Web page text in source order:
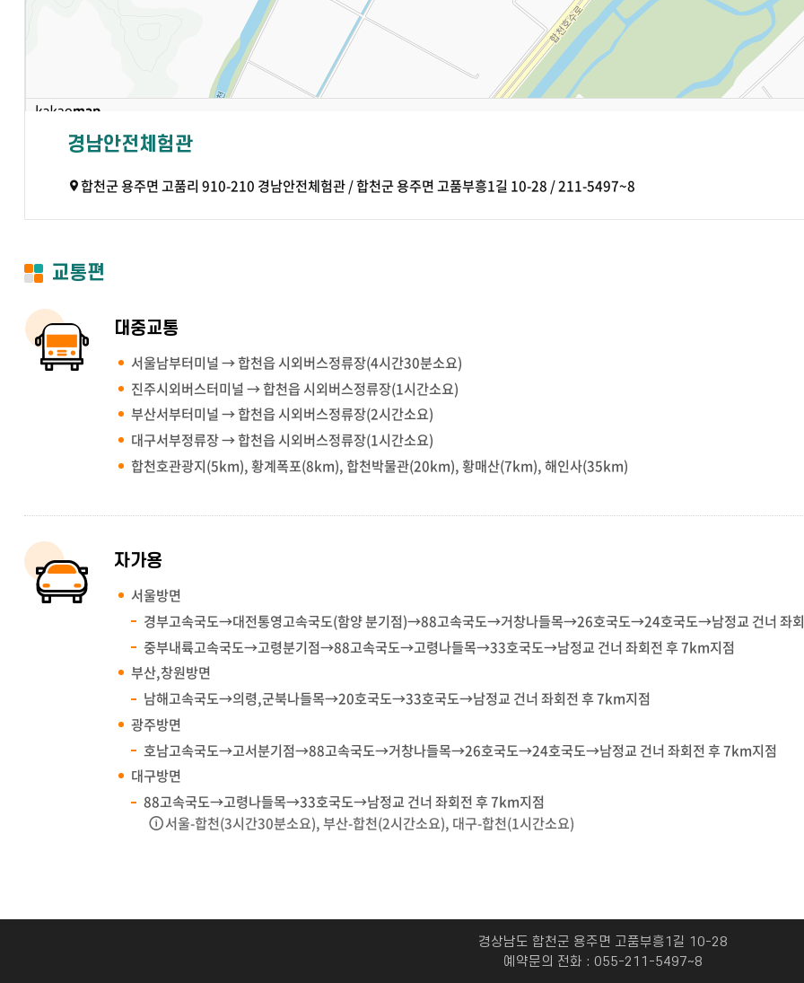
경남 합천군 용주면 고품부흥1길 10-28
200(합천-영상테마파크-평학-대병)
690-1(합천-월평-영도-합천)
경남안전체험관
합천군 용주면 고품리 910-210 경남안전체험관 / 합천군 용주면 고품부흥1길 10-28 / 211-5497~8
교통편
대중교통
서울남부터미널 → 합천읍 시외버스정류장(4시간30분소요)
진주시외버스터미널 → 합천읍 시외버스정류장(1시간소요)
부산서부터미널 → 합천읍 시외버스정류장(2시간소요)
대구서부정류장 → 합천읍 시외버스정류장(1시간소요)
합천호관광지(5km), 황계폭포(8km), 합천박물관(20km), 황매산(7km), 해인사(35km)
자가용
서울방면
경부고속국도→대전통영고속국도(함양 분기점)→88고속국도→거창나들목→26호국도→24호국도→남정교 건너 좌
중부내륙고속국도→고령분기점→88고속국도→고령나들목→33호국도→남정교 건너 좌회전 후 7km지점
부산,창원방면
남해고속국도→의령,군북나들목→20호국도→33호국도→남정교 건너 좌회전 후 7km지점
광주방면
호남고속국도→고서분기점→88고속국도→거창나들목→26호국도→24호국도→남정교 건너 좌회전 후 7km지점
대구방면
88고속국도→고령나들목→33호국도→남정교 건너 좌회전 후 7km지점
서울-합천(3시간30분소요), 부산-합천(2시간소요), 대구-합천(1시간소요)
경상남도 합천군 용주면 고품부흥1길 10-28
예약문의 전화 : 055-211-5497~8